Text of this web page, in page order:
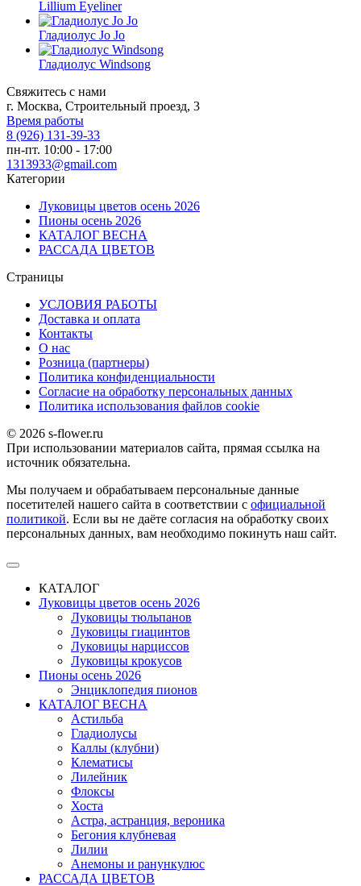
Lillium Eyeliner
Гладиолус Jo Jo
Гладиолус Windsong
Свяжитесь с нами
г. Москва, Строительный проезд, 3
Время работы
8 (926) 131-39-33
пн-пт. 10:00 - 17:00
1313933@gmail.com
Категории
Луковицы цветов осень 2026
Пионы осень 2026
КАТАЛОГ ВЕСНА
РАССАДА ЦВЕТОВ
Страницы
УСЛОВИЯ РАБОТЫ
Доставка и оплата
Контакты
О наc
Розница (партнеры)
Политика конфиденциальности
Согласие на обработку персональных данных
Политика использования файлов сookie
© 2026 s-flower.ru
При использовании материалов сайта, прямая ссылка на
источник обязательна.
Мы получаем и обрабатываем персональные данные
посетителей нашего сайта в соответствии с официальной
политикой. Если вы не даёте согласия на обработку своих
персональных данных, вам необходимо покинуть наш сайт.
КАТАЛОГ
Луковицы цветов осень 2026
Луковицы тюльпанов
Луковицы гиацинтов
Луковицы нарциссов
Луковицы крокусов
Пионы осень 2026
Энциклопедия пионов
КАТАЛОГ ВЕСНА
Астильба
Гладиолусы
Каллы (клубни)
Клематисы
Лилейник
Флоксы
Хоста
Астра, астранция, вероника
Бегония клубневая
Лилии
Анемоны и ранункулюс
РАССАДА ЦВЕТОВ